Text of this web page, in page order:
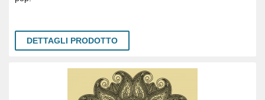
DETTAGLI PRODOTTO